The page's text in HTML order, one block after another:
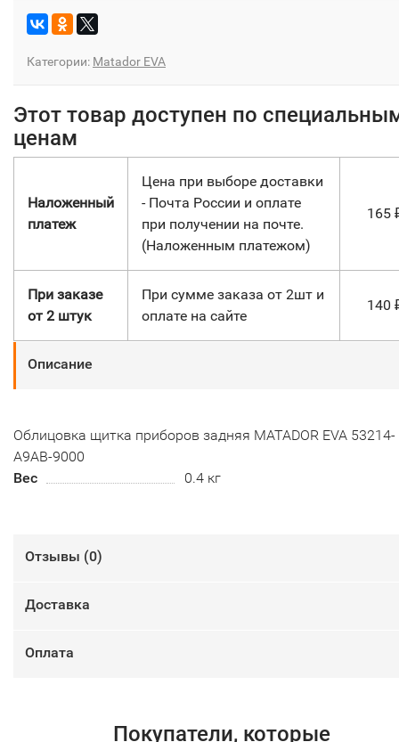
Категории: Matador EVA
Этот товар доступен по
ценам
Наложенный
платеж
Цена при выборе доставки
- Почта России и оплате
при получении на почте.
(Наложенным платежом)
165
При заказе
от 2 штук
При сумме заказа от 2шт и
оплате на сайте
140
Описание
Облицовка щитка приборов задняя MATADOR EVA 53214-
A9AB-9000
Вес
0.4 кг
Отзывы (0)
Доставка
Оплата
Покупатели, которые